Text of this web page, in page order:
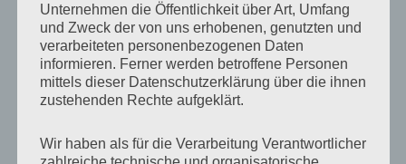
sonstige fachliche Auskunft oder Empfehlung darstellt!
Als Diensteanbieter bin ich gemäß § 7 Abs.1 TMG für
eigene Inhalte auf diesen Seiten nach den allgemeinen
Gesetzen verantwortlich. Nach §§ 8 bis 10 TMG bin ich
übermittelte oder gespeicherte fremde Informationen
Unternehmen die Öffentlichkeit über Art, Umfang
und Zweck der von uns erhobenen, genutzten und
verarbeiteten personenbezogenen Daten
informieren. Ferner werden betroffene Personen
mittels dieser Datenschutzerklärung über die ihnen
zustehenden Rechte aufgeklärt.
Wir haben als für die Verarbeitung Verantwortlicher